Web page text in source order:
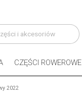
CZĘŚCI ROWEROWE
2022